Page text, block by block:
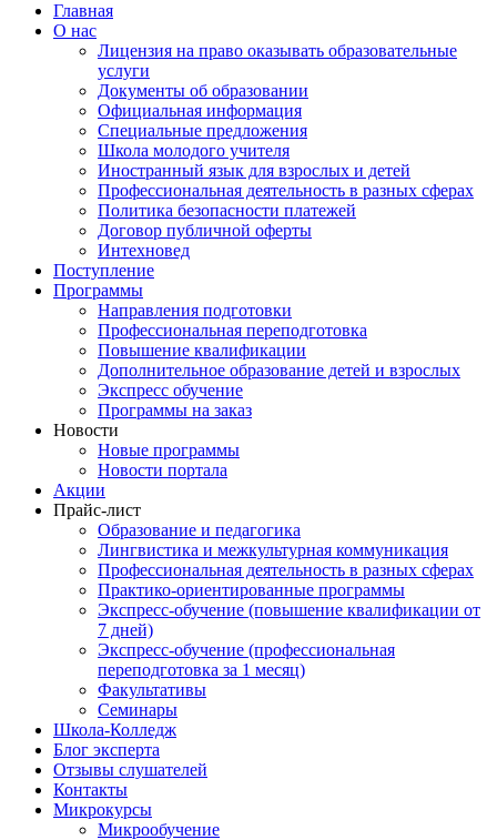
Главная
О нас
Лицензия на право оказывать образовательные
услуги
Документы об образовании
Официальная информация
Специальные предложения
Школа молодого учителя
Иностранный язык для взрослых и детей
Профессиональная деятельность в разных сферах
Политика безопасности платежей
Договор публичной оферты
Интехновед
Поступление
Программы
Направления подготовки
Профессиональная переподготовка
Повышение квалификации
Дополнительное образование детей и взрослых
Экспресс обучение
Программы на заказ
Новости
Новые программы
Новости портала
Акции
Прайс-лист
Образование и педагогика
Лингвистика и межкультурная коммуникация
Профессиональная деятельность в разных сферах
Практико-ориентированные программы
Экспресс-обучение (повышение квалификации от
7 дней)
Экспресс-обучение (профессиональная
переподготовка за 1 месяц)
Факультативы
Семинары
Школа-Колледж
Блог эксперта
Отзывы слушателей
Контакты
Микрокурсы
Микрообучение